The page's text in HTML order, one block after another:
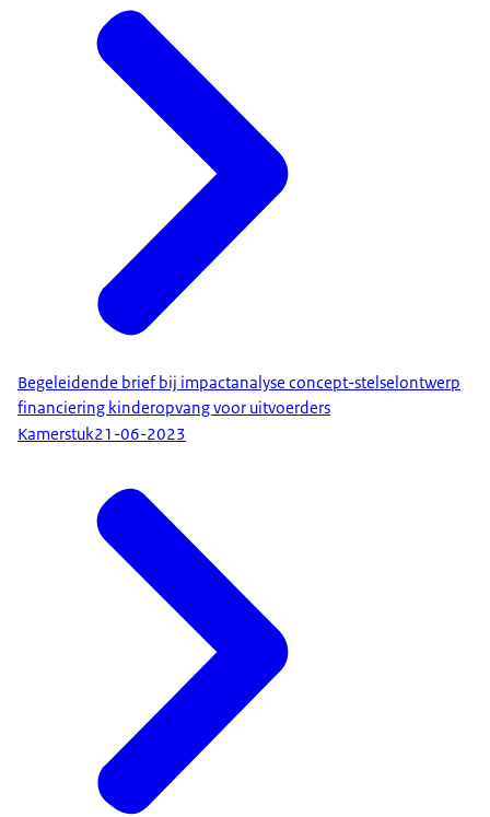
Begeleidende brief bij impactanalyse concept-stelselontwerp
financiering kinderopvang voor uitvoerders
Kamerstuk21-06-2023